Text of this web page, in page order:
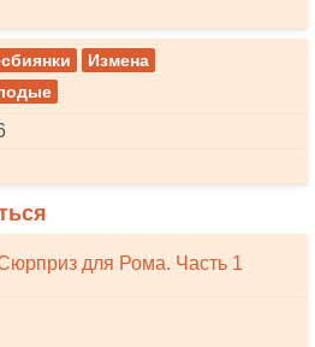
Измена
для Рома. Часть 1